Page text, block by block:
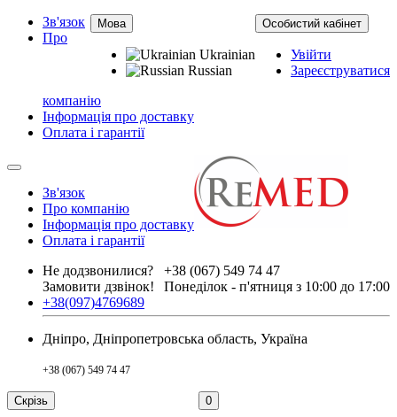
Особистий кабінет
Увійти
Зареєструватися
Мова
Ukrainian
Russian
Зв'язок
Про
компанію
Інформація про доставку
Оплата і гарантії
Зв'язок
Про компанію
Інформація про доставку
Оплата і гарантії
+38 (067) 549 74 47
Понеділок - п'ятниця з 10:00 до 17:00
Не додзвонилися?
Замовити дзвінок!
+38(097)4769689
Дніпро, Дніпропетровська область, Україна
+38 (067) 549 74 47
0
Скрізь